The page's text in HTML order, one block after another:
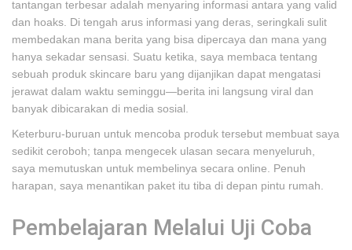
tantangan terbesar adalah menyaring informasi antara yang valid
dan hoaks. Di tengah arus informasi yang deras, seringkali sulit
membedakan mana berita yang bisa dipercaya dan mana yang
hanya sekadar sensasi. Suatu ketika, saya membaca tentang
sebuah produk skincare baru yang dijanjikan dapat mengatasi
jerawat dalam waktu seminggu—berita ini langsung viral dan
banyak dibicarakan di media sosial.
Keterburu-buruan untuk mencoba produk tersebut membuat saya
sedikit ceroboh; tanpa mengecek ulasan secara menyeluruh,
saya memutuskan untuk membelinya secara online. Penuh
harapan, saya menantikan paket itu tiba di depan pintu rumah.
Pembelajaran Melalui Uji Coba